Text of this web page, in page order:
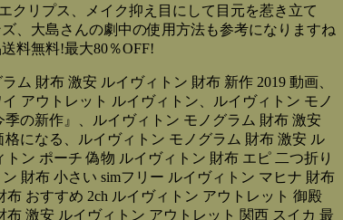
クリプス、メイク抑え目にして目元を惹き立て
、大島さんの劇中の使用方法も参考になりますね
料無料!最大80％OFF!
財布 激安 ルイヴィトン 財布 新作 2019 動画、
アウトレット ルイヴィトン、ルイヴィトン モノ
の新作』、ルイヴィトン モノグラム 財布 激安
になる、ルイヴィトン モノグラム 財布 激安 ル
ン ポーチ 偽物 ルイヴィトン 財布 エピ 二つ折り
財布 小さい simフリー ルイヴィトン マヒナ 財布
おすすめ 2ch ルイヴィトン アウトレット 御殿
激安 ルイヴィトン アウトレット 関西 スイカ 最